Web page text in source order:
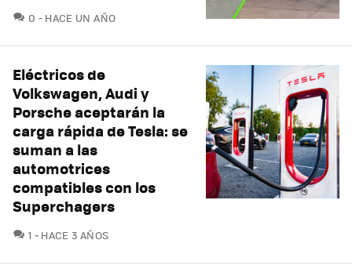
0 COMENTARIOS
HACE UN AÑO
Eléctricos de
Volkswagen, Audi y
Porsche aceptarán la
carga rápida de Tesla: se
suman a las
automotrices
compatibles con los
Superchagers
1 COMENTARIOS
HACE 3 AÑOS